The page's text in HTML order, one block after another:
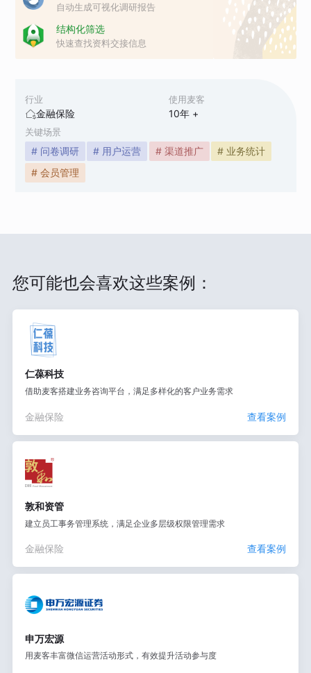
行业
金融保险
使用麦客
10年 +
关键场景
# 问卷调研 # 用户运营 # 渠道推广
# 业务统计
# 会员管理
自动生成可视化调研报告
结构化筛选
快速查找资料交接信息
您可能也会喜欢这些案例：
仁葆科技
借助麦客搭建业务咨询平台，满足多样化的客户业务需求
金融保险 查看案例
敦和资管
建立员工事务管理系统，满足企业多层级权限管理需求
金融保险 查看案例
申万宏源
用麦客丰富微信运营活动形式，有效提升活动参与度